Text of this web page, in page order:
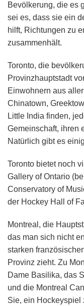
Bevölkerung, die es
sei es, dass sie ein
hilft, Richtungen zu
zusammenhält.
Toronto, die
Provinzhauptstadt
Einwohnern aus
Chinatown,
Little India finden,
Gemeinschaft, ihren
Natürlich gibt es
Toronto bietet noch
Gallery of Ontario
Conservatory of
der Hockey Hall of
Montreal, die
das man sich nicht
starken
Provinz zieht. Zu
Dame Basilika, das
und die Montreal
Sie, ein Hockeyspiel